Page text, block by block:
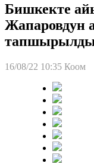
Бишкекте
Жапаровдун
тапшырылды
16/08/22 10:35 Коом